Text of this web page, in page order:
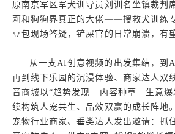
原南京军区军犬训导员刘训名坐镇裁判
莉和狗狗界真正的大佬——搜救犬训练
豆包现场答疑，铲屎官的日常崩溃，有
从一支AI创意视频的出发集结，到
再到线下乐园的沉浸体验、商家达人双
音商城以“趋势发现—内容种草—生意爆
续构筑人宠共生、品效双赢的成长阵地
宠物行业商家、垂类达人发出邀请：抓